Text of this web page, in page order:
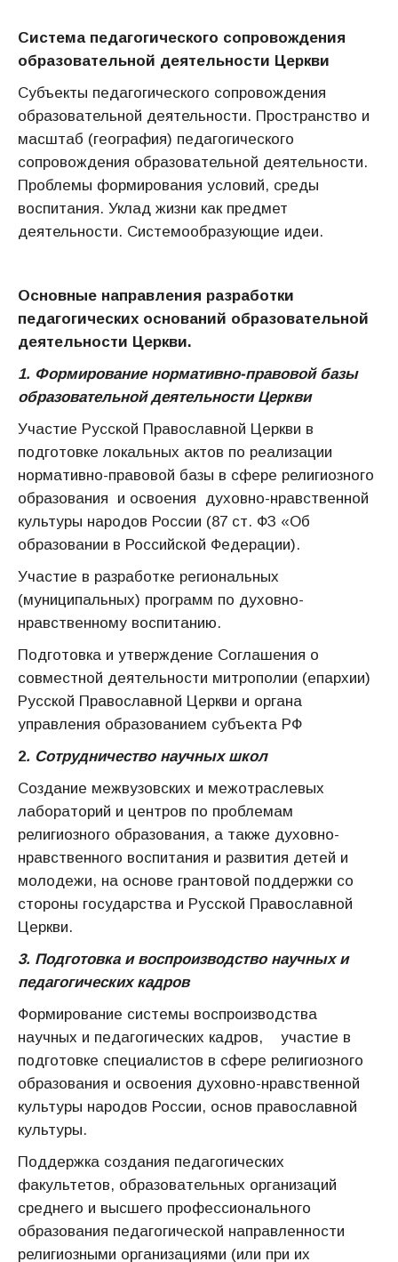
Система педагогического сопровождения
образовательной деятельности Церкви
Субъекты педагогического сопровождения
образовательной деятельности. Пространство и
масштаб (география) педагогического
сопровождения образовательной деятельности.
Проблемы формирования условий, среды
воспитания. Уклад жизни как предмет
деятельности. Системообразующие идеи.
Основные направления разработки
педагогических оснований образовательной
деятельности Церкви.
1. Формирование нормативно-правовой базы
образовательной деятельности Церкви
Участие Русской Православной Церкви в
подготовке локальных актов по реализации
нормативно-правовой базы в сфере религиозного
образования и освоения духовно-нравственной
культуры народов России (87 ст. ФЗ «Об
образовании в Российской Федерации).
Участие в разработке региональных
(муниципальных) программ по духовно-
нравственному воспитанию.
Подготовка и утверждение Соглашения о
совместной деятельности митрополии (епархии)
Русской Православной Церкви и органа
управления образованием субъекта РФ
2. Сотрудничество научных школ
Создание межвузовских и межотраслевых
лабораторий и центров по проблемам
религиозного образования, а также духовно-
нравственного воспитания и развития детей и
молодежи, на основе грантовой поддержки со
стороны государства и Русской Православной
Церкви.
3. Подготовка и воспроизводство научных и
педагогических кадров
Формирование системы воспроизводства
научных и педагогических кадров, участие в
подготовке специалистов в сфере религиозного
образования и освоения духовно-нравственной
культуры народов России, основ православной
культуры.
Поддержка создания педагогических
факультетов, образовательных организаций
среднего и высшего профессионального
образования педагогической направленности
религиозными организациями (или при их